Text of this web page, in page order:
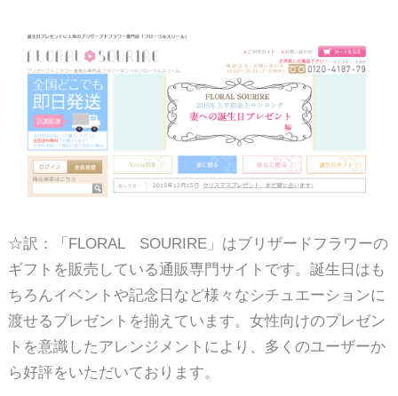
☆訳：「FLORAL SOURIRE」はブリザードフラワーの
ギフトを販売している通販専門サイトです。誕生日はも
ちろんイベントや記念日など様々なシチュエーションに
渡せるプレゼントを揃えています。女性向けのプレゼン
トを意識したアレンジメントにより、多くのユーザーか
ら好評をいただいております。